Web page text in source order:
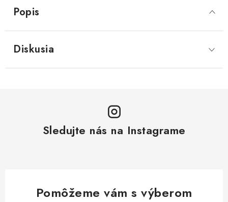
Popis
Diskusia
Sledujte nás na Instagrame
Pomôžeme vám s výberom